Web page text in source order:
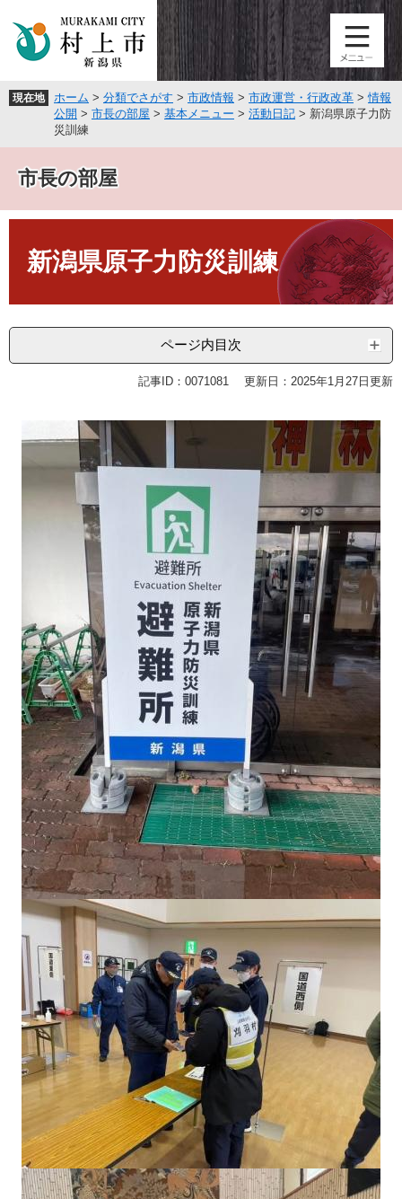
頭
飛
へ
現在地 ホーム > 分類でさがす > 市政情報 > 市政運営・行政改革 >情報
公開 > 市長の部屋 > 基本メニュー > 活動日記 > 新潟県原子力防
災訓練
市長の部屋
新潟県原子力防災訓練
ページ内目次
記事ID：0071081 更新日：2025年1月27日更新